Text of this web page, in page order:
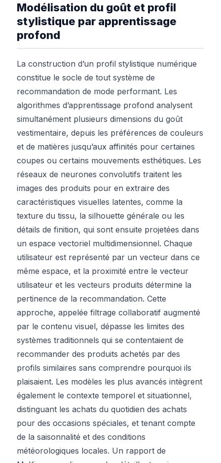
Modélisation du goût et profil
stylistique par apprentissage
profond
La construction d’un profil stylistique numérique
constitue le socle de tout système de
recommandation de mode performant. Les
algorithmes d’apprentissage profond analysent
simultanément plusieurs dimensions du goût
vestimentaire, depuis les préférences de couleurs
et de matières jusqu’aux affinités pour certaines
coupes ou certains mouvements esthétiques. Les
réseaux de neurones convolutifs traitent les
images des produits pour en extraire des
caractéristiques visuelles latentes, comme la
texture du tissu, la silhouette générale ou les
détails de finition, qui sont ensuite projetées dans
un espace vectoriel multidimensionnel. Chaque
utilisateur est représenté par un vecteur dans ce
même espace, et la proximité entre le vecteur
utilisateur et les vecteurs produits détermine la
pertinence de la recommandation. Cette
approche, appelée filtrage collaboratif augmenté
par le contenu visuel, dépasse les limites des
systèmes traditionnels qui se contentaient de
recommander des produits achetés par des
profils similaires sans comprendre pourquoi ils
plaisaient. Les modèles les plus avancés intègrent
également le contexte temporel et situationnel,
distinguant les achats du quotidien des achats
pour des occasions spéciales, et tenant compte
de la saisonnalité et des conditions
météorologiques locales. Un rapport de